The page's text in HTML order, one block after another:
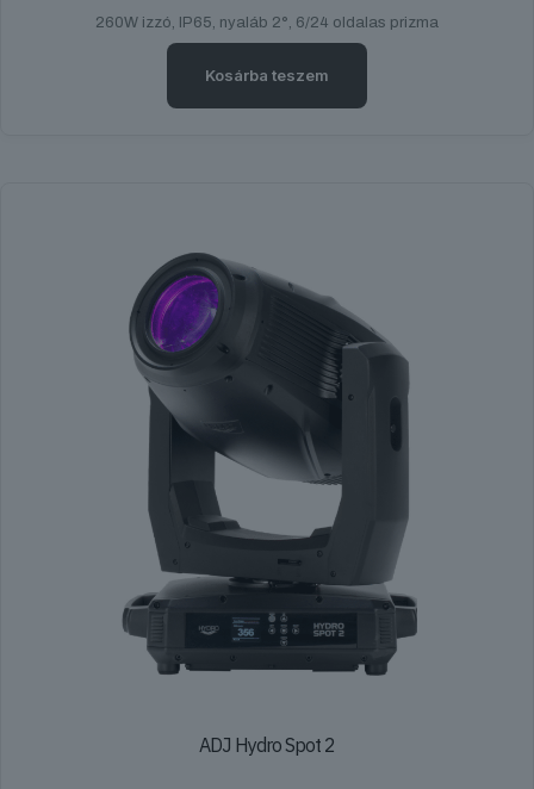
260W izzó, IP65, nyaláb 2°, 6/24 oldalas prizma
Kosárba teszem
ADJ Hydro Spot 2